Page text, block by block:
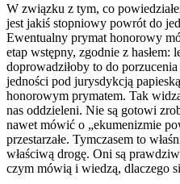
W związku z tym, co
jest jakiś stopniowy powrót do
Ewentualny prymat honorowy
etap wstępny, zgodnie z hasłem:
doprowadziłoby to do porzucenia
jedności pod jurysdykcją
honorowym prymatem. Tak
nas oddzieleni. Nie są gotowi
nawet mówić o „ekumenizmie
przestarzałe. Tymczasem to
właściwą drogę. Oni są
czym mówią i wiedzą, dlaczego